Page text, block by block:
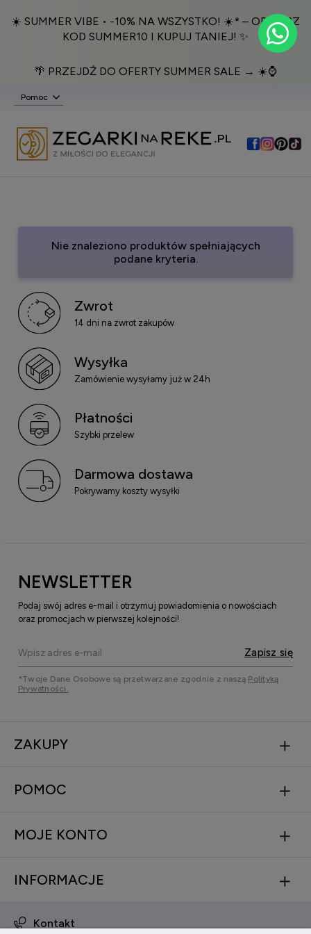
☀️ SUMMER VIBE • -10% NA WSZYSTKO! ☀️* – ODBIERZ
KOD SUMMER10 I KUPUJ TANIEJ! ✨
🌴 PRZEJDŹ DO OFERTY SUMMER SALE → ☀️⌚️
Pomoc
Nie znaleziono produktów spełniających
podane kryteria.
Zwrot
14 dni na zwrot zakupów
Wysyłka
Zamówienie wysyłamy już w 24h
Płatności
Szybki przelew
Darmowa dostawa
Pokrywamy koszty wysyłki
NEWSLETTER
Podaj swój adres e-mail i otrzymuj powiadomienia o nowościach
oraz promocjach w pierwszej kolejności!
Zapisz się
*Twoje Dane Osobowe są przetwarzane zgodnie z naszą Polityką
Prywatności.
ZAKUPY
POMOC
MOJE KONTO
INFORMACJE
Kontakt